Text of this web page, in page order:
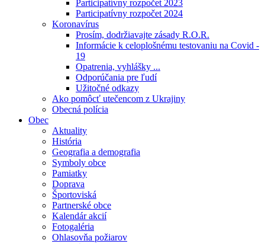
Participatívny rozpočet 2023
Participatívny rozpočet 2024
Koronavírus
Prosím, dodržiavajte zásady R.O.R.
Informácie k celoplošnému testovaniu na Covid -
19
Opatrenia, vyhlášky ...
Odporúčania pre ľudí
Užitočné odkazy
Ako pomôcť utečencom z Ukrajiny
Obecná polícia
Obec
Aktuality
História
Geografia a demografia
Symboly obce
Pamiatky
Doprava
Športoviská
Partnerské obce
Kalendár akcií
Fotogaléria
Ohlasovňa požiarov